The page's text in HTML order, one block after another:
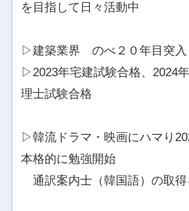
を目指して日々活動中
▷建築業界 のべ２０年目突
▷2023年宅建試験合格、2024
理士試験合格
▷韓流ドラマ・映画にハマり
本格的に勉強開始
通訳案内士（韓国語）の取得